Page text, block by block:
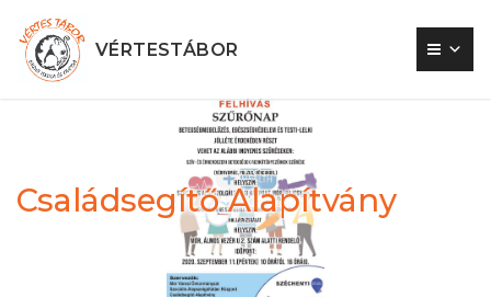
tartalomra
VÉRTESTÁBOR
Családsegítő Alapítvány